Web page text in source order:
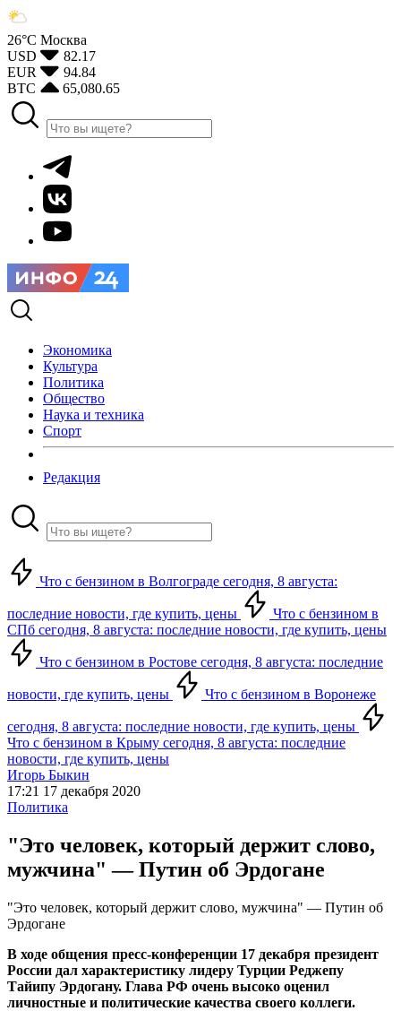
26°С Москва
USD
82.17
EUR
94.84
BTC
65,080.65
Экономика
Культура
Политика
Общество
Наука и техника
Спорт
Редакция
Что с бензином в Волгограде сегодня, 8 августа:
последние новости, где купить, цены
Что с бензином в
СПб сегодня, 8 августа: последние новости, где купить, цены
Что с бензином в Ростове сегодня, 8 августа: последние
новости, где купить, цены Что с бензином в Воронеже
сегодня, 8 августа: последние новости, где купить, цены
Что с бензином в Крыму сегодня, 8 августа: последние
новости, где купить, цены
Игорь Быкин
17:21 17 декабря 2020
Политика
"Это человек, который держит слово,
мужчина" — Путин об Эрдогане
"Это человек, который держит слово, мужчина" — Путин об
Эрдогане
В ходе общения пресс-конференции 17 декабря президент
России дал характеристику лидеру Турции Реджепу
Тайипу Эрдогану. Глава РФ очень высоко оценил
личностные и политические качества своего коллеги.